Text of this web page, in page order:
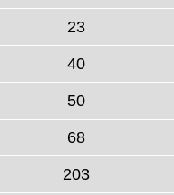
23
40
50
68
203